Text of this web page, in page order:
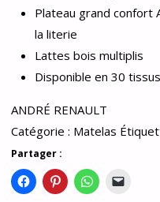
Plateau grand confort
la literie
Lattes bois multiplis
Disponible en 30
ANDRÉ RENAULT
Catégorie : Matelas
Partager :